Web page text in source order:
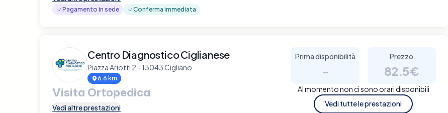
Pagamento in sede Conferma immediata
Centro Diagnostico Ciglianese
Piazza Ariotti 2 - 13043 Cigliano
6.6 km
Visita Ortopedica
Vedi altre prestazioni
Prima disponibilità
-
Prezzo
82.5€
Al momento non ci sono orari disponibili
Vedi tutte le prestazioni